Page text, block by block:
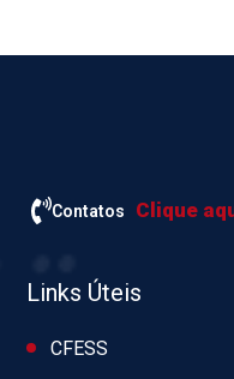
Contatos Clique
Links Úteis
CFESS